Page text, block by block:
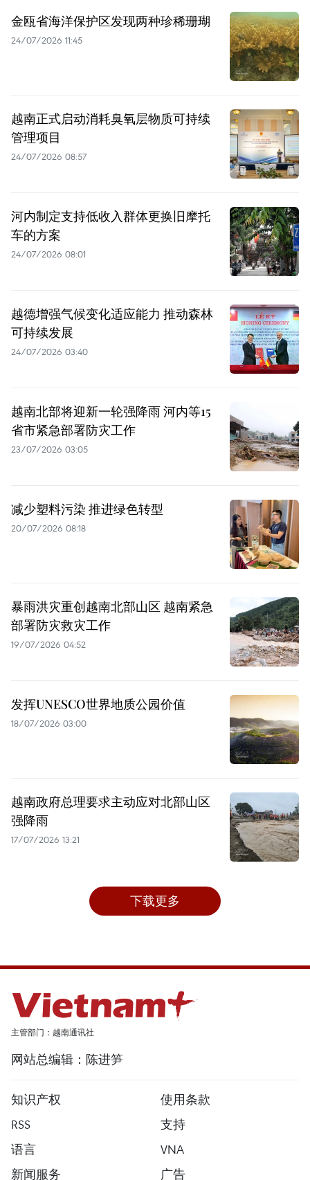
金瓯省海洋保护区发现两种珍稀珊瑚
24/07/2026 11:45
越南正式启动消耗臭氧层物质可持续
管理项目
24/07/2026 08:57
河内制定支持低收入群体更换旧摩托
车的方案
24/07/2026 08:01
越德增强气候变化适应能力 推动森林
可持续发展
24/07/2026 03:40
越南北部将迎新一轮强降雨 河内等15
省市紧急部署防灾工作
23/07/2026 03:05
减少塑料污染 推进绿色转型
20/07/2026 08:18
暴雨洪灾重创越南北部山区 越南紧急
部署防灾救灾工作
19/07/2026 04:52
发挥UNESCO世界地质公园价值
18/07/2026 03:00
越南政府总理要求主动应对北部山区
强降雨
17/07/2026 13:21
下载更多
主管部门：越南通讯社
网站总编辑：陈进笋
知识产权
使用条款
RSS
支持
语言
VNA
新闻服务
广告